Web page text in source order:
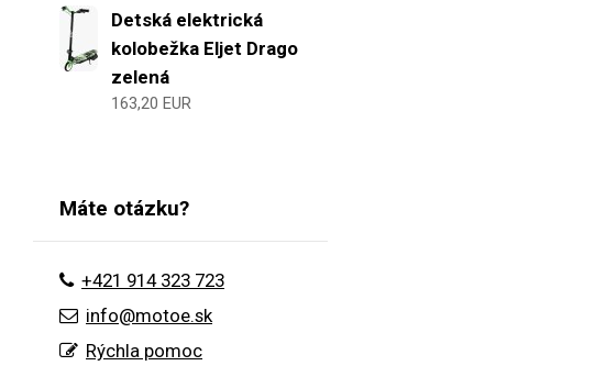
Detská elektrická
kolobežka Eljet Drago
zelená
163,20 EUR
Máte otázku?
+421 914 323 723
info@motoe.sk
Rýchla pomoc